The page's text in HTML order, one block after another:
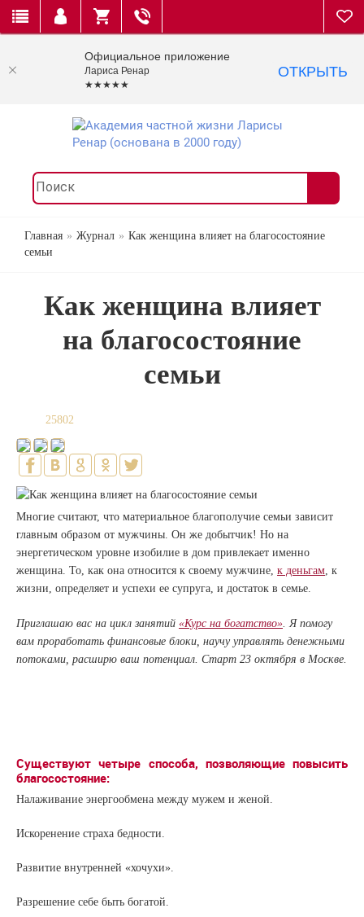
Главная Журнал
Как женщина влияет на благосостояние
семьи
Как женщина влияет
на благосостояние
семьи
25802
Многие считают, что материальное благополучие семьи зависит
главным образом от мужчины. Он же добытчик! Но на
энергетическом уровне изобилие в дом привлекает именно
женщина. То, как она относится к своему мужчине, к деньгам , к
жизни, определяет и успехи ее супруга, и достаток в семье.
Приглашаю вас на цикл занятий «Курс на богатство» . Я помогу
вам проработать финансовые блоки, научу управлять денежными
потоками, расширю ваш потенциал. Старт 23 октября в Москве.
Существуют четыре способа, позволяющие повысить
благосостояние:
Налаживание энергообмена между мужем и женой.
Искоренение страха бедности.
Развитие внутренней «хочухи».
Разрешение себе быть богатой.
Официальное приложение
Лариса Ренар
★★★★★
ОТКРЫТЬ